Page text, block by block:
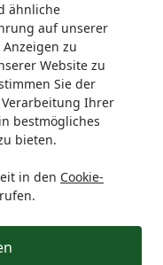
ähnliche
auf unserer
zu
Website zu
Sie der
Verarbeitung Ihrer
bestmögliches
bieten.
in den Cookie-
T&J Schmuckzaun